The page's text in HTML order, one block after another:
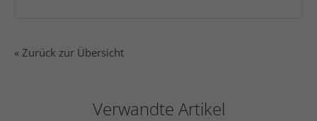
« Zurück zur Übersicht
Verwandte Artikel